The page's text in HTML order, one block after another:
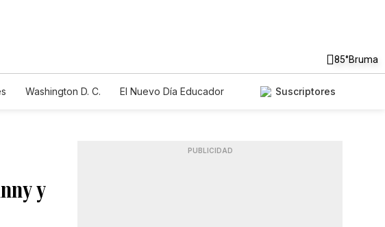
85°Bruma
Washington D. C.
El Nuevo Día Educador
Suscriptores
y
PUBLICIDAD